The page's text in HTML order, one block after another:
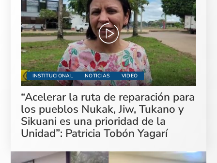
INSTITUCIONAL NOTICIAS VIDEO
“Acelerar la ruta de reparación para
los pueblos Nukak, Jiw, Tukano y
Sikuani es una prioridad de la
Unidad”: Patricia Tobón Yagarí